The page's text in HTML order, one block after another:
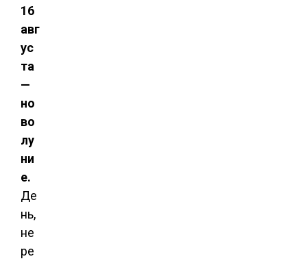
16
авг
ус
та
—
но
во
лу
ни
е.
Де
нь,
не
ре